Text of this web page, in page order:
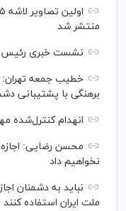
منتشر شد
نشست خبری رئیس‌
خطیب جمعه تهران:
برهنگی با پشتیبانی
انهدام کنترل‌شده
محسن رضایی: اجازه
نخواهیم داد
نباید به دشمنان
ملت ایران استفاده کنند